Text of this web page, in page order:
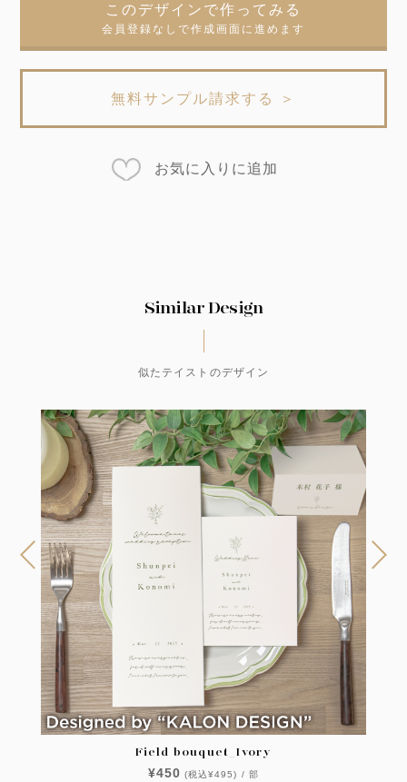
このデザインで作ってみる
会員登録なしで作成画面に進めます
無料サンプル請求する ＞
お気に入りに追加
Similar Design
似たテイストのデザイン
Field bouquet_Ivory
¥450 (税込¥495) / 部